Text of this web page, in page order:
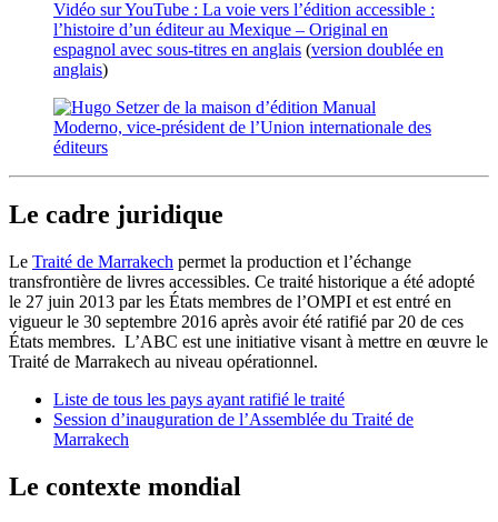
Vidéo sur YouTube : La voie vers l’édition accessible :
l’histoire d’un éditeur au Mexique – Original en
espagnol avec sous-titres en anglais (version doublée en
anglais)
Le cadre juridique
Le Traité de Marrakech permet la production et l’échange
transfrontière de livres accessibles. Ce traité historique a été adopté
le 27 juin 2013 par les États membres de l’OMPI et est entré en
vigueur le 30 septembre 2016 après avoir été ratifié par 20 de ces
États membres. L’ABC est une initiative visant à mettre en œuvre le
Traité de Marrakech au niveau opérationnel.
Liste de tous les pays ayant ratifié le traité
Session d’inauguration de l’Assemblée du Traité de
Marrakech
Le contexte mondial